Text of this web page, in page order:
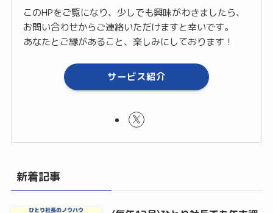
このHPをご覧になり、少しでも興味がわきましたら、
お問い合わせからご連絡いただけますと幸いです。
あなたとご縁があること、楽しみにしております！
サービス紹介
新着記事